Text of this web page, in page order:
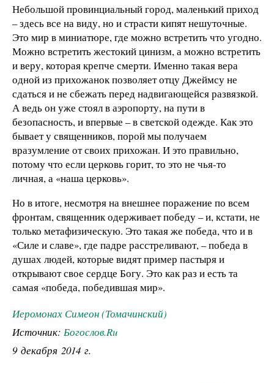
Небольшой провинциальный город, маленький приход
– здесь все на виду, но и страсти кипят нешуточные.
Это мир в миниатюре, где можно встретить что угодно.
Можно встретить жестокий цинизм, а можно встретить
и веру, которая крепче смерти. Именно такая вера
одной из прихожанок позволяет отцу Джеймсу не
сдаться и не сбежать перед надвигающейся развязкой.
А ведь он уже стоял в аэропорту, на пути в
безопасность, и впервые – в светской одежде. Как это
бывает у священников, порой мы получаем
вразумление от своих прихожан. И это правильно,
потому что если церковь горит, то это не чья-то
личная, а «наша церковь».
Но в итоге, несмотря на внешнее поражение по всем
фронтам, священник одерживает победу – и, кстати, не
только метафизическую. Это такая же победа, что и в
«Силе и славе», где падре расстреливают, – победа в
душах людей, которые видят пример пастыря и
открывают свое сердце Богу. Это как раз и есть та
самая «победа, победившая мир».
Иеромонах Симеон (Томачинский)
Источник: Богослов.Ru
9 декабря 2014 г.